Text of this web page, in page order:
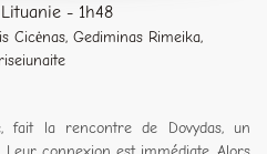
- 1h48
Cicėnas, Gediminas Rimeika,
fait la rencontre de Dovydas, un